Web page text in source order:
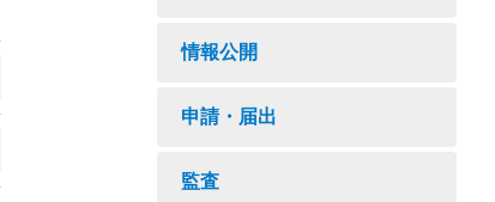
情報公開
申請・届出
監査